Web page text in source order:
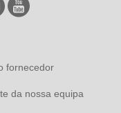
fornecedor
da nossa equipa